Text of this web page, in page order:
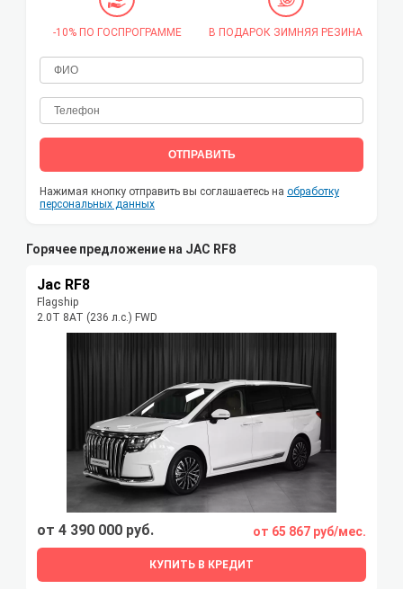
-10% ПО ГОСПРОГРАММЕ В ПОДАРОК ЗИМНЯЯ РЕЗИНА
ОТПРАВИТЬ
Нажимая кнопку отправить вы соглашаетесь на обработку
персональных данных
Горячее предложение на JAC RF8
Jac RF8
Flagship
2.0T 8AT (236 л.с.) FWD
от 4 390 000 руб. от 65 867 руб/мес.
КУПИТЬ В КРЕДИТ